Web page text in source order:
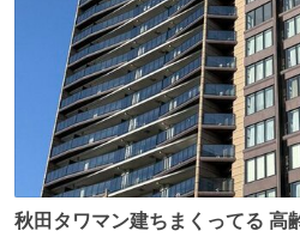
秋田タワマン建ちまくってる 高